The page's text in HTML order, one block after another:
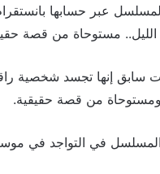
عبر حسابها
مستوحاة من قصة
إنها تجسد شخصية
من قصة حقيقية.
المسلسل في التواجد في